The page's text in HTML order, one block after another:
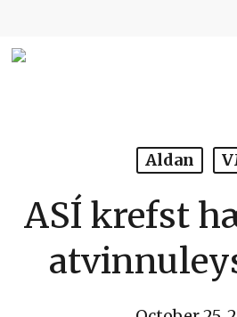
Aldan
ASÍ krefst